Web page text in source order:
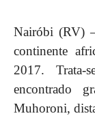
Nairóbi (RV)
continente
2017. Trata-
encontrado
Muhoroni,